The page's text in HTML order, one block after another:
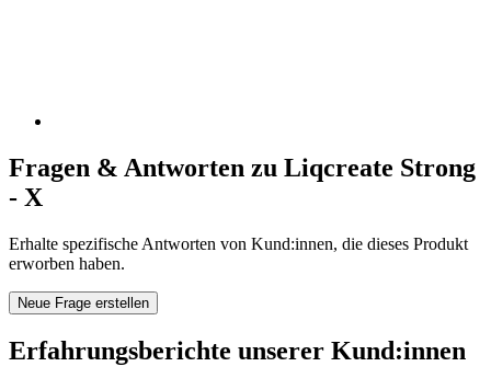
Fragen & Antworten zu Liqcreate Strong
- X
Erhalte spezifische Antworten von Kund:innen, die dieses Produkt
erworben haben.
Neue Frage erstellen
Erfahrungsberichte unserer Kund:innen